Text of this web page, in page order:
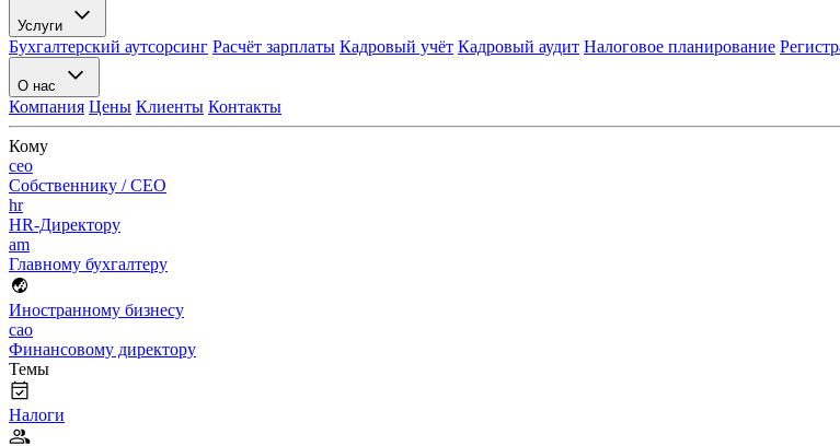
Услуги
Бухгалтерский аутсорсинг Расчёт зарплаты Кадровый учёт Кадровый аудит Налоговое планирование
О нас
Компания Цены Клиенты Контакты
Кому
ceo
Собственнику / CEO
hr
HR-Директору
am
Главному бухгалтеру
Иностранному бизнесу
cao
Финансовому директору
Темы
Налоги